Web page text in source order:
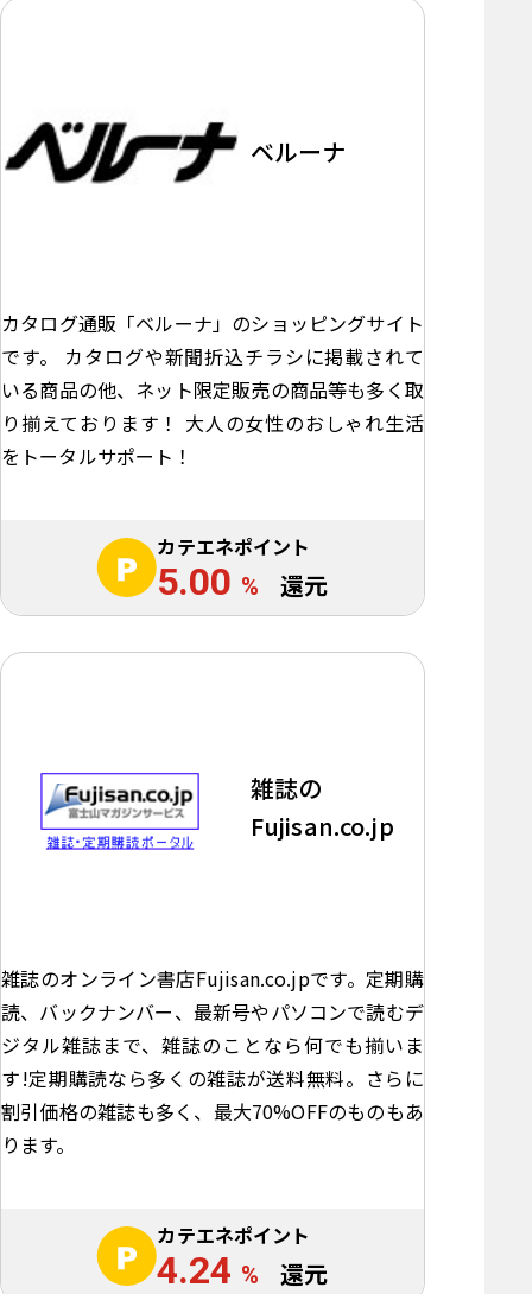
ベルーナ
カタログ通販「ベルーナ」のショッピングサイト
です。 カタログや新聞折込チラシに掲載されて
いる商品の他、ネット限定販売の商品等も多く取
り揃えております！ 大人の女性のおしゃれ生活
をトータルサポート！
カテエネポイント
5.00 % 還元
雑誌の
Fujisan.co.jp
雑誌のオンライン書店Fujisan.co.jpです。定期購
読、バックナンバー、最新号やパソコンで読むデ
ジタル雑誌まで、雑誌のことなら何でも揃いま
す!定期購読なら多くの雑誌が送料無料。さらに
割引価格の雑誌も多く、最大70%OFFのものもあ
ります。
カテエネポイント
4.24 % 還元